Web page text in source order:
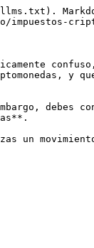
confuso,
y
debes
un